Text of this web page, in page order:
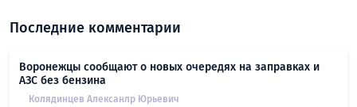
Последние комментарии
Воронежцы сообщают о новых очередях на заправках и
АЗС без бензина
Колядинцев Алексанлр Юрьевич